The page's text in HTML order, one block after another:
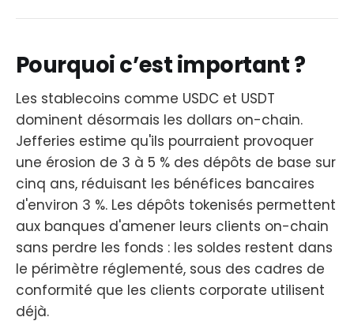
Pourquoi c’est important ?
Les stablecoins comme USDC et USDT
dominent désormais les dollars on-chain.
Jefferies estime qu'ils pourraient provoquer
une érosion de 3 à 5 % des dépôts de base sur
cinq ans, réduisant les bénéfices bancaires
d'environ 3 %. Les dépôts tokenisés permettent
aux banques d'amener leurs clients on-chain
sans perdre les fonds : les soldes restent dans
le périmètre réglementé, sous des cadres de
conformité que les clients corporate utilisent
déjà.